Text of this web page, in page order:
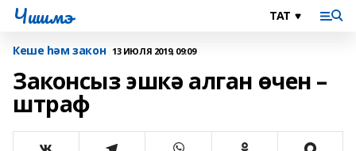
Чишмэ
Кеше һәм закон 13 ИЮЛЯ 2019, 09:09
Законсыз эшкә алган өчен –
штраф